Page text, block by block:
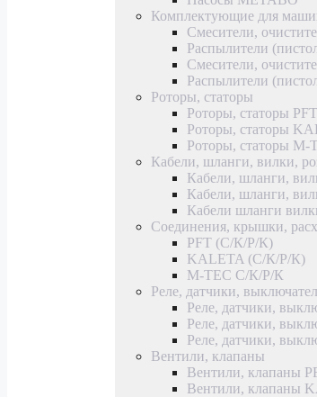
Комплектующие для
Смесители,
Распылители
Смесители,
Распылители
Роторы, статоры
Роторы, статоры PFT
Роторы, статоры
Роторы, статоры M-
Кабели, шланги, вилки,
Кабели, шланги,
Кабели, шланги,
Кабели шланги
Соединения, крышки,
PFT (С/К/Р/К)
KALETA (С/К/Р/К)
M-TEC С/К/Р/К
Реле, датчики,
Реле, датчики,
Реле, датчики,
Реле, датчики,
Вентили, клапаны
Вентили, клапаны
Вентили, клапаны